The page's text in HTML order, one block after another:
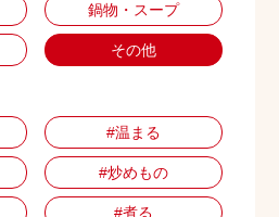
鍋物・スープ
その他
#温まる
#炒めもの
#煮る